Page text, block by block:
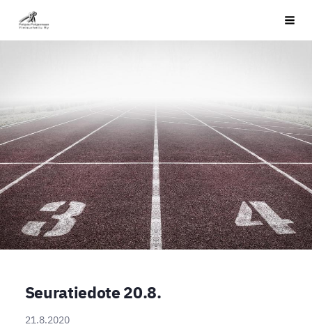
Siirry
sivun
PPYU
Seuratiedote 20.8.
21.8.2020